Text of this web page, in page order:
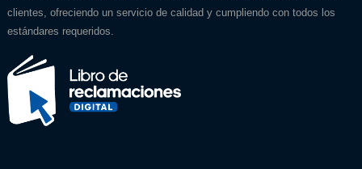
clientes, ofreciendo un servicio de calidad y cumpliendo con todos los
estándares requeridos.